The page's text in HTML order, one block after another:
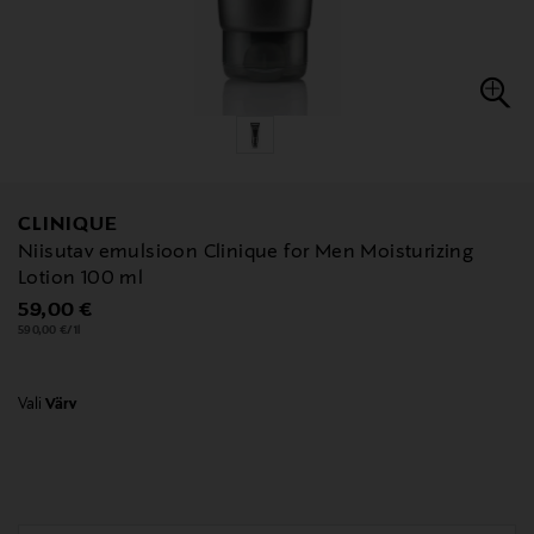
CLINIQUE
Niisutav emulsioon Clinique for Men Moisturizing
Lotion 100 ml
Original Price
59,00 €
590,00 €/1l
Vali Värv